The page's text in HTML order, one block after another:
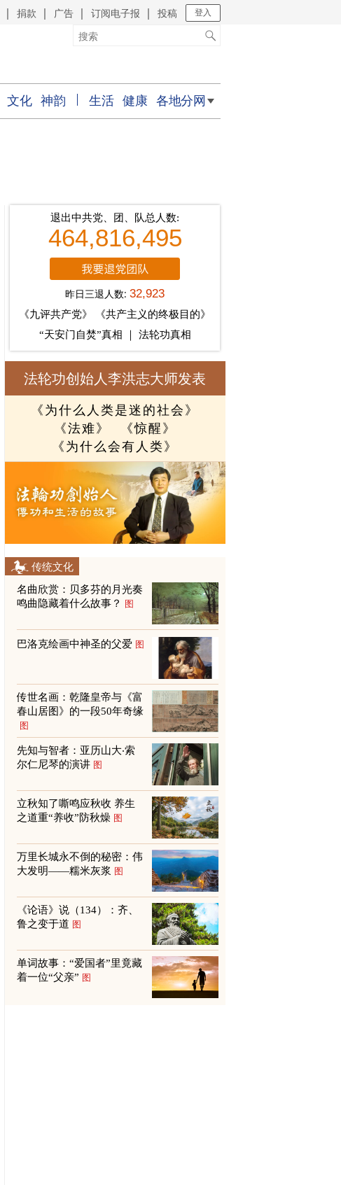
捐款 广告 订阅电子报 投稿 登入
文化 神韵 生活 健康 各地分网
退出中共党、团、队总人数:
464,816,495
昨日三退人数:32,923
《九评共产党》
《共产主义的终极目的》
“天安门自焚”真相
法轮功真相
法轮功创始人李洪志大师发表
《为什么人类是迷的社会》
《法难》
《惊醒》
《为什么会有人类》
传统文化
名曲欣赏：贝多芬的月光奏
鸣曲隐藏着什么故事？
图
巴洛克绘画中神圣的父爱 图
传世名画：乾隆皇帝与《富
春山居图》的一段50年奇缘
图
先知与智者：亚历山大‧索
尔仁尼琴的演讲 图
立秋知了嘶鸣应秋收 养生
之道重“养收”防秋燥 图
万里长城永不倒的秘密：伟
大发明——糯米灰浆 图
《论语》说（134）：齐、
鲁之变于道 图
单词故事：“爱国者”里竟藏
着一位“父亲” 图